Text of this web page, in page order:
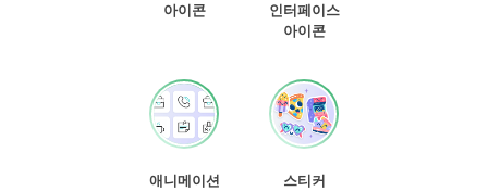
아이콘
인터페이스
아이콘
애니메이션
스티커